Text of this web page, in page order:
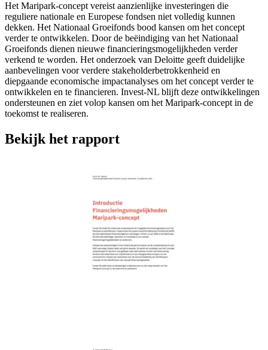
Het Maripark-concept vereist aanzienlijke investeringen die
reguliere nationale en Europese fondsen niet volledig kunnen
dekken. Het Nationaal Groeifonds bood kansen om het concept
verder te ontwikkelen. Door de beëindiging van het Nationaal
Groeifonds dienen nieuwe financieringsmogelijkheden verder
verkend te worden. Het onderzoek van Deloitte geeft duidelijke
aanbevelingen voor verdere stakeholderbetrokkenheid en
diepgaande economische impactanalyses om het concept verder te
ontwikkelen en te financieren. Invest-NL blijft deze ontwikkelingen
ondersteunen en ziet volop kansen om het Maripark-concept in de
toekomst te realiseren.
Bekijk het rapport